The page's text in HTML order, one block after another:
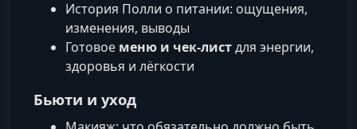
История Полли о питании: ощущения,
изменения, выводы
Готовое меню и чек-листдля энергии,
здоровья и лёгкости
Бьюти и уход